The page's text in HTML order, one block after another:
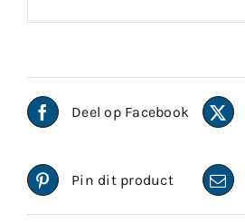
Deel op Facebook
Pin dit product